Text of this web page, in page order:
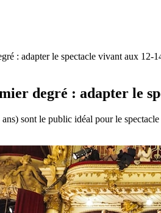
: adapter le spectacle vivant aux 12-
degré : adapter le
sont le public idéal pour le